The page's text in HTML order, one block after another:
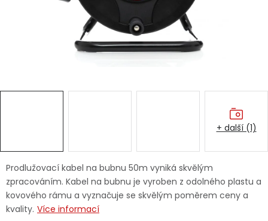
Značky
Prodlužovací kabel na bubnu 50m vyniká skvělým
zpracováním. Kabel na bubnu je vyroben z odolného plastu a
kovového rámu a vyznačuje se skvělým poměrem ceny a
kvality. Více informací
+ další (1)